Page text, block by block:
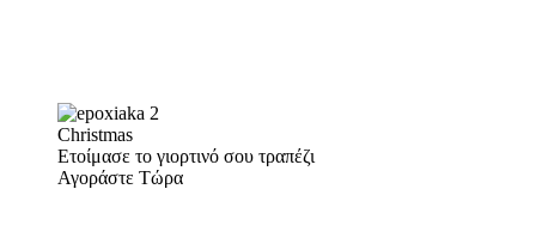
Christmas
Ετοίμασε το γιορτινό σου τραπέζι
Αγοράστε Τώρα